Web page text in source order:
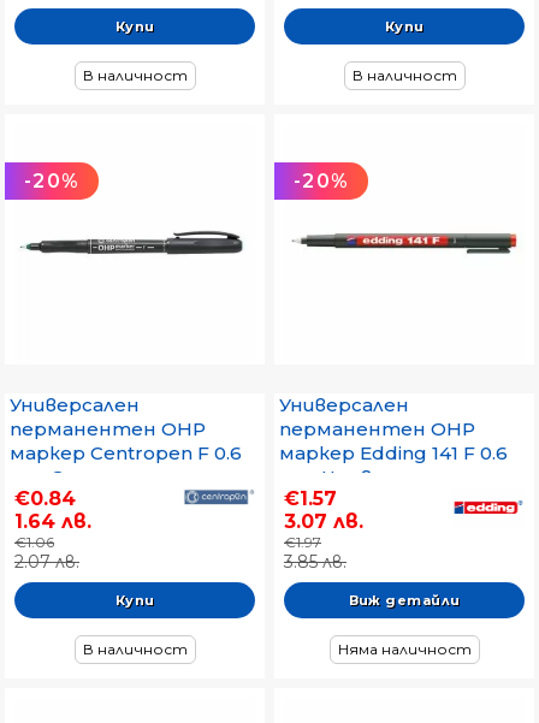
В наличност В наличност
-20%
Универсален
перманентен OHP
маркер Centropen F 0.6
mm Зелен
€0.84
1.64 лв.
€1.06
2.07 лв.
В наличност
-20%
Универсален
перманентен OHP
маркер Edding 141 F 0.6
mm Червен
€1.57
3.07 лв.
€1.97
3.85 лв.
Виж детайли
Няма наличност